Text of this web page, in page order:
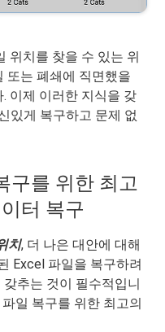
위치를 찾을 수 있는 위
또는 폐쇄에 직면했을
이제 이러한 지식을 갖
있게 복구하고 문제 없
구를 위한 최고
터 복구
치, 더 나은 대안에 대해
Excel 파일을 복구하려
추는 것이 필수적입니
일 복구를 위한 최고의